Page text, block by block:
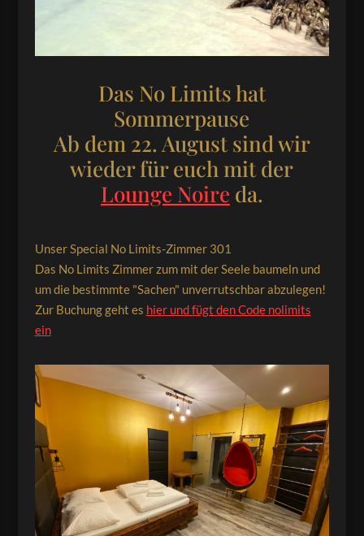
Das No Limits hat
Sommerpause
Ab dem 22. August sind wir
wieder für euch mit der
Lounge Noire da.
Unser Special No Limits-Zimmer 301
Das No Limits Zimmer zum mit der Seele baumeln und
um die bestimmte "Sachen" unverrutschbar abzulegen!
Zur Buchung geht es hier und fügt den Code nolimits
ein